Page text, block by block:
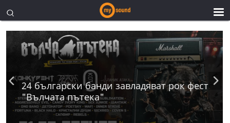
24 български банди завладяват рок фест
"Вълчата пътека"